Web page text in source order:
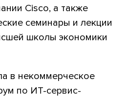
Cisco, а также
семинары и лекции
школы экономики
в некоммерческое
по ИТ-сервис-